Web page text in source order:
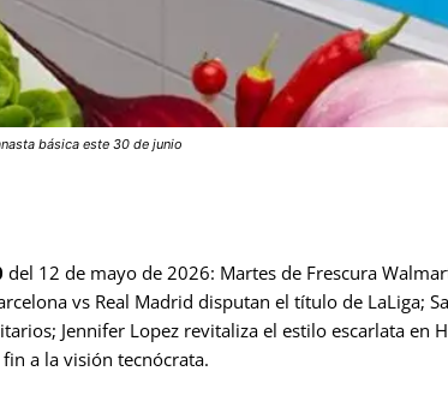
básica este 30 de junio
del 12 de mayo de 2026: Martes de Frescura
vs Real Madrid disputan el título de LaLiga;
Jennifer Lopez revitaliza el estilo escarlata en
a la visión tecnócrata.